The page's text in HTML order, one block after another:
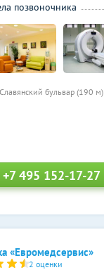
Славянский бульвар (190 м)
позвоночника
+7 495 152-17-27
«Евромедсервис»
2 оценки